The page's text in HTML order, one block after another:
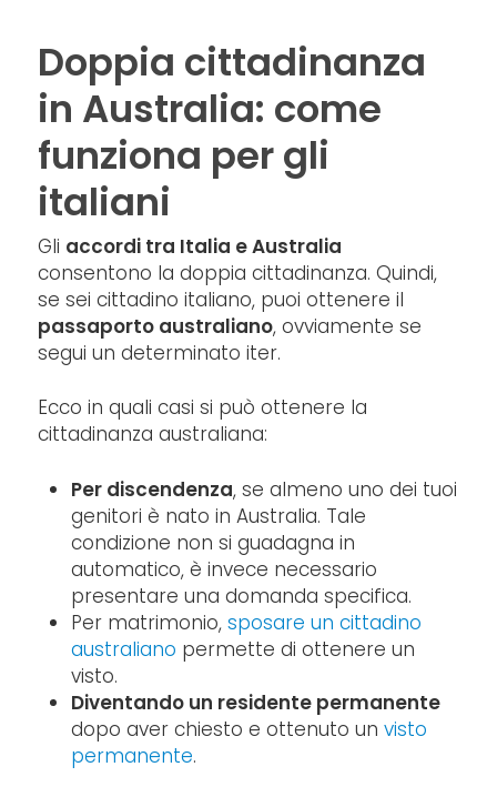
Doppia cittadinanza
in Australia: come
funziona per gli
italiani
Gli accordi tra Italia e Australia
consentono la doppia cittadinanza. Quindi,
se sei cittadino italiano, puoi ottenere il
passaporto australiano, ovviamente se
segui un determinato iter.
Ecco in quali casi si può ottenere la
cittadinanza australiana:
Per discendenza, se almeno uno dei tuoi
genitori è nato in Australia. Tale
condizione non si guadagna in
automatico, è invece necessario
presentare una domanda specifica.
Per matrimonio, sposare un cittadino
australiano permette di ottenere un
visto.
Diventando un residente permanente
dopo aver chiesto e ottenuto un visto
permanente.